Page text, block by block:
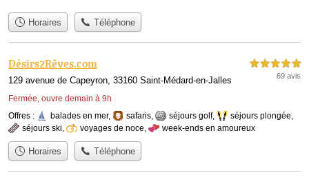
Horaires Téléphone
Désirs2Rêves.com
129 avenue de Capeyron, 33160 Saint-Médard-en-Jalles
Fermée, ouvre demain à 9h
5,0 étoiles sur 5
69 avis
Offres : balades en mer, safaris, séjours golf, séjours plongée,
séjours ski, voyages de noce, week-ends en amoureux
Horaires Téléphone